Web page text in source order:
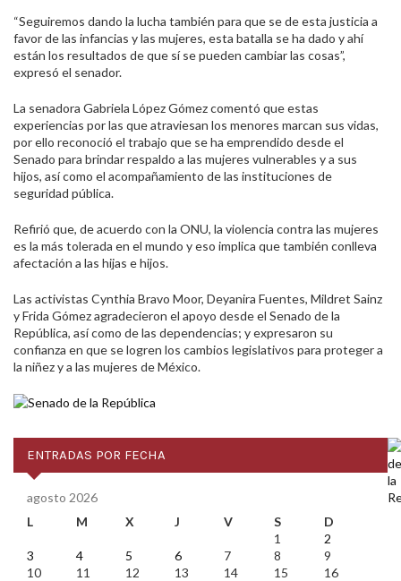
“Seguiremos dando la lucha también para que se de esta justicia a
favor de las infancias y las mujeres, esta batalla se ha dado y ahí
están los resultados de que sí se pueden cambiar las cosas”,
expresó el senador.
La senadora Gabriela López Gómez comentó que estas
experiencias por las que atraviesan los menores marcan sus vidas,
por ello reconoció el trabajo que se ha emprendido desde el
Senado para brindar respaldo a las mujeres vulnerables y a sus
hijos, así como el acompañamiento de las instituciones de
seguridad pública.
Refirió que, de acuerdo con la ONU, la violencia contra las mujeres
es la más tolerada en el mundo y eso implica que también conlleva
afectación a las hijas e hijos.
Las activistas Cynthia Bravo Moor, Deyanira Fuentes, Mildret Sainz
y Frida Gómez agradecieron el apoyo desde el Senado de la
República, así como de las dependencias; y expresaron su
confianza en que se logren los cambios legislativos para proteger a
la niñez y a las mujeres de México.
ENTRADAS POR FECHA
agosto 2026
L
M X J V S
D
1
2
3
4 5 6 7 8
9
10
11 12 13 14 15
16